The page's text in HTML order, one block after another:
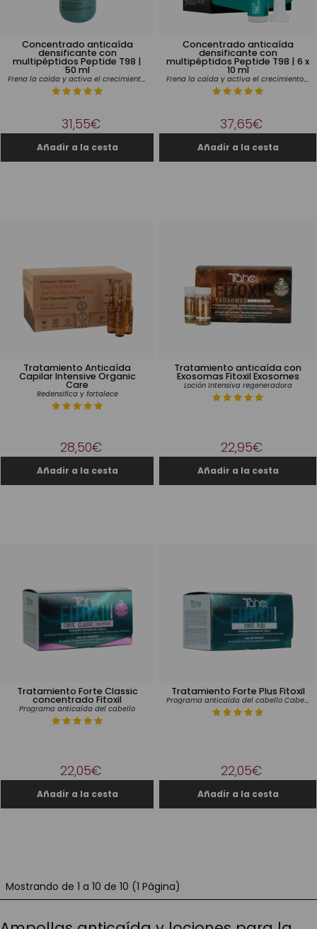
Concentrado anticaída
densificante con
multipéptidos Peptide T98 |
50 ml
Frena la caída y activa el crecimiento desde la raíz
31,55€
Concentrado anticaída
densificante con
multipéptidos Peptide T98 | 6 x
10 ml
Frena la caída y activa el crecimiento desde la raíz
37,65€
Tratamiento Anticaída
Capilar Intensive Organic
Care
Redensifica y fortalece
28,50€
Tratamiento anticaída con
Exosomas Fitoxil Exosomes
Loción Intensiva regeneradora
22,95€
Tratamiento Forte Classic
concentrado Fitoxil
Programa anticaída del cabello
22,05€
Tratamiento Forte Plus Fitoxil
Programa anticaída del cabello Cabellos castigados
22,05€
Mostrando de 1 a 10 de 10 (1 Página)